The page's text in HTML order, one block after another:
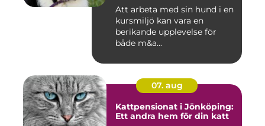
Att arbeta med sin hund i en
kursmiljö kan vara en
berikande upplevelse för
både m&a...
07. aug
Kattpensionat i Jönköping:
Ett andra hem för din katt